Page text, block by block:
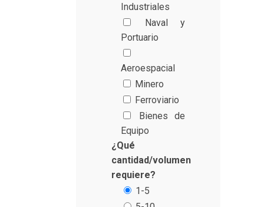
Industriales
Naval y
Portuario
Aeroespacial
Minero
Ferroviario
Bienes de
Equipo
¿Qué
cantidad/volumen
requiere?
1-5